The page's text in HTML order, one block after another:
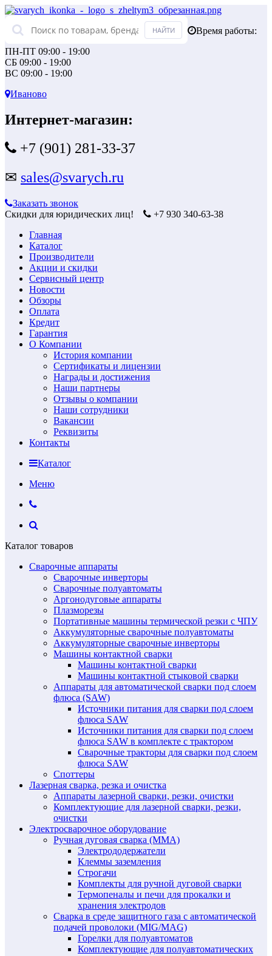
Время работы:
ПН-ПТ 09:00 - 19:00
СБ 09:00 - 19:00
ВС 09:00 - 19:00
Иваново
Интернет-магазин:
+7 (901) 281-33-37
✉ sales@svarych.ru
Заказать звонок
Скидки для юридических лиц!
+7 930 340-63-38
Главная
Каталог
Производители
Акции и скидки
Сервисный центр
Новости
Обзоры
Оплата
Кредит
Гарантия
О Компании
История компании
Сертификаты и лицензии
Награды и достижения
Наши партнеры
Отзывы о компании
Наши сотрудники
Вакансии
Реквизиты
Контакты
Каталог
Меню
Каталог товаров
Сварочные аппараты
Сварочные инверторы
Сварочные полуавтоматы
Аргонодуговые аппараты
Плазморезы
Портативные машины термической резки с ЧПУ
Аккумуляторные сварочные полуавтоматы
Аккумуляторные сварочные инверторы
Машины контактной сварки
Машины контактной сварки
Машины контактной стыковой сварки
Аппараты для автоматической сварки под слоем
флюса (SAW)
Источники питания для сварки под слоем
флюса SAW
Источники питания для сварки под слоем
флюса SAW в комплекте с трактором
Сварочные тракторы для сварки под слоем
флюса SAW
Споттеры
Лазерная сварка, резка и очистка
Аппараты лазерной сварки, резки, очистки
Комплектующие для лазерной сварки, резки,
очистки
Электросварочное оборудование
Ручная дуговая сварка (MMA)
Электрододержатели
Клеммы заземления
Строгачи
Комплекты для ручной дуговой сварки
Термопеналы и печи для прокалки и
хранения электродов
Сварка в среде защитного газа с автоматической
подачей проволоки (MIG/MAG)
Горелки для полуавтоматов
Комплектующие для полуавтоматических